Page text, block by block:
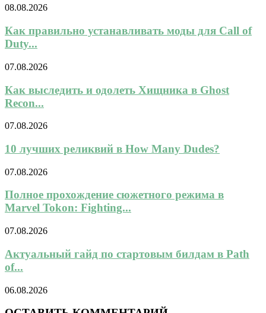
08.08.2026
Как правильно устанавливать моды для Call of
Duty...
07.08.2026
Как выследить и одолеть Хищника в Ghost
Recon...
07.08.2026
10 лучших реликвий в How Many Dudes?
07.08.2026
Полное прохождение сюжетного режима в
Marvel Tokon: Fighting...
07.08.2026
Актуальный гайд по стартовым билдам в Path
of...
06.08.2026